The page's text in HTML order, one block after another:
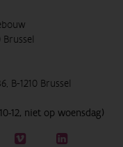
B-1210 Brussel
12, niet op woensdag)